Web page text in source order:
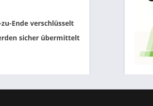
zu-Ende verschlüsselt
sicher übermittelt